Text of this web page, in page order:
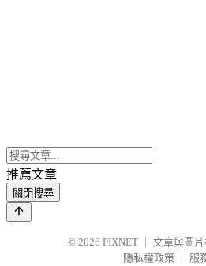
推薦文章
關閉搜尋
© 2026 PIXNET
文章與圖
隱私權政策
服